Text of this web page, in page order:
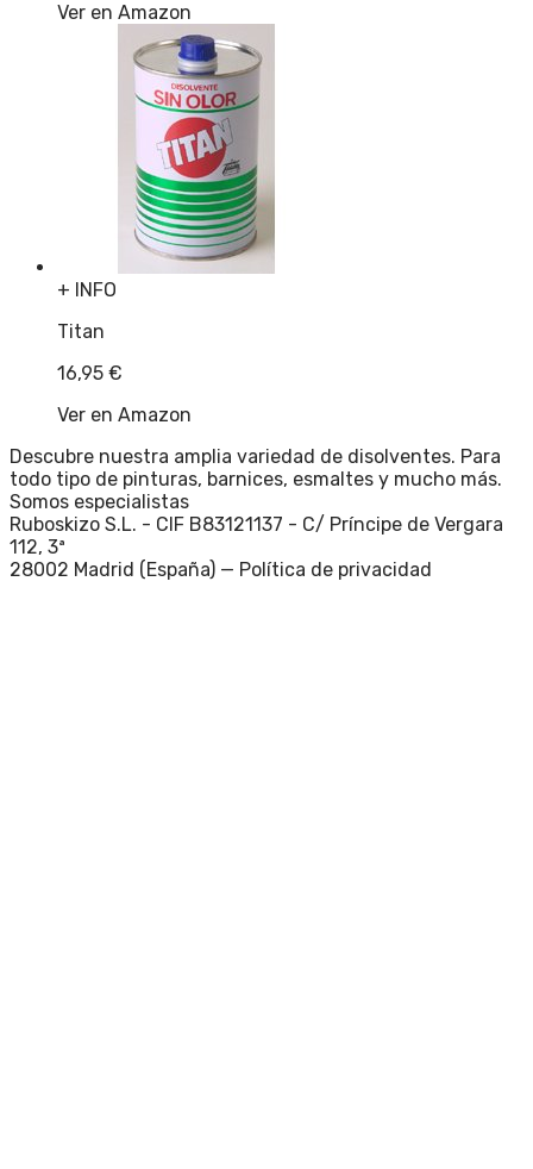
Ver en Amazon
+ INFO
Titan
16,95 €
Ver en Amazon
Descubre nuestra amplia variedad de disolventes. Para
todo tipo de pinturas, barnices, esmaltes y mucho más.
Somos especialistas
Ruboskizo S.L. - CIF B83121137 - C/ Príncipe de Vergara
112, 3ª
28002 Madrid (España) — Política de privacidad